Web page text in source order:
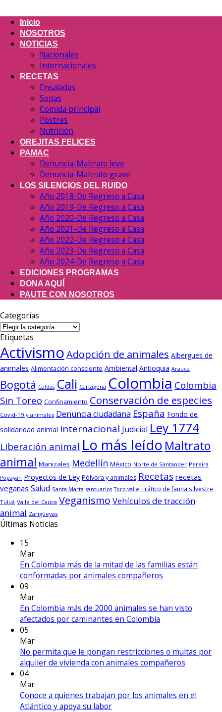
Inicio
NOSOTROS
NOTICIAS
Nacionales
Internacionales
RECETAS
Ensaladas
Sopas
Comida principal
Postres
Nutrición
OREJITAS FELICES
PAMAC
Denuncia-Maltrato leve
Denuncia-Maltrato grave
LOS SILENCIOS DEL RUIDO
Año 2018-De Regreso a Casa
Año 2019-De Regreso a Casa
Año 2020-De Regreso a Casa
Año 2021-De Regreso a Casa
Año 2022-De Regreso a Casa
Año 2023-De Regreso a Casa
Año 2024-De Regreso a Casa
EDICIONES PROGRAMAS
DONA AQUÍ
PAUTE CON NOSOTROS
Categorías
Categorías
Etiquetas
ActivismoAdopción de animales Albergues de
animales Alimentación consciente Ambiental Antioquia Arauca
Bogotá Caldas Cali Cartagena Colombia Colombia
Sin Toreo Confinamiento Conservación de especies
Covid-19 y animales Denuncia ciudadana España Fondo de
solidaridad animal Internacional Judicial Ley 1774
Liberación animal Lo más leído Maltrato
animal Manizales Medellín México Norte de Santander Pereira
Popayán Proyectos de Ley Pólvora y animales Recetas recetas
veganas Salud Santa Marta santuarios Toro valle Tráfico de fauna silvestre
Tuluá Valle del Cauca Veganismo Vehículos de tracción
animal Zarigüeyas
Últimas Noticias
15
Mar
En Colombia más de la mitad de las familias están
conformadas por animales compañeros
09
Mar
En Colombia más de 2000 animales se han visto
afectados por caminantes en Colombia
05
Mar
No permita que le pongan restricciones o multas por
alquiler de vivienda con animales compañeros
04
Mar
Conoce a quienes trabajan por los animales en el
Atlántico y apoya su labor